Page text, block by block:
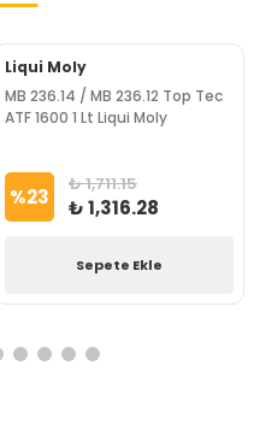
Liqui Moly
MB 236.14 / MB 236.12 Top Tec
ATF 1600 1 Lt Liqui Moly
%23 ₺ 1,711.15
₺ 1,316.28
Sepete Ekle